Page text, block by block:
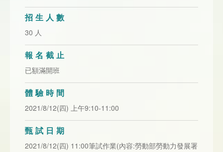
招生人數
30 人
報名截止
已額滿開班
體驗時間
2021/8/12(四) 上午9:10-11:00
甄試日期
2021/8/12(四) 11:00筆試作業(內容:勞動部勞動力發展署